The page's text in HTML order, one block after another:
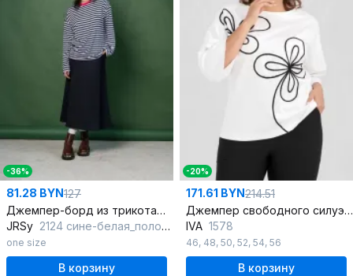
-36%
81.28 BYN127
Джемпер-борд из трикотажа с полоской и спущенной линией плеча
JRSy 2124 сине-белая_полоса/фуксия
one size
В корзину
-20%
171.61 BYN214.51
Джемпер свободного силуэта из мягкого трикотажа с вышивкой
IVA 1578
46, 48, 50, 52, 54, 56
В корзину